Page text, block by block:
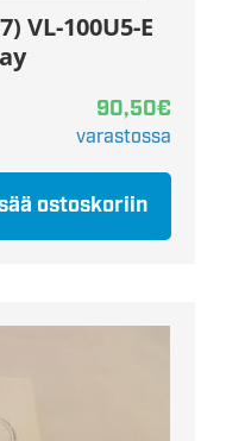
VL-100U5-E
90,50€
varastossa
ostoskoriin